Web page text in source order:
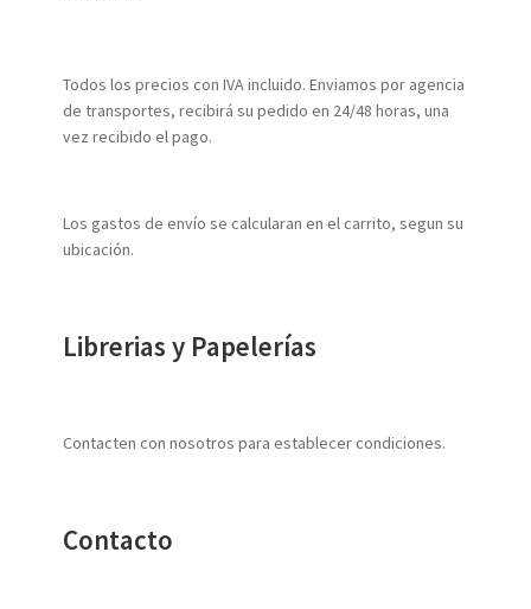
Todos los precios con IVA incluido. Enviamos por agencia
de transportes, recibirá su pedido en 24/48 horas, una
vez recibido el pago.
Los gastos de envío se calcularan en el carrito, segun su
ubicación.
Librerias y Papelerías
Contacten con nosotros para establecer condiciones.
Contacto